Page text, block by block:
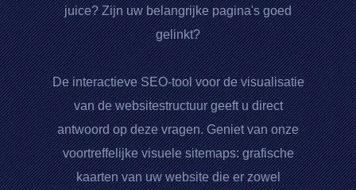
juice? Zijn uw belangrijke pagina's goed
gelinkt?
De interactieve SEO-tool voor de visualisatie
van de websitestructuur geeft u direct
antwoord op deze vragen. Geniet van onze
voortreffelijke visuele sitemaps: grafische
kaarten van uw website die er zowel